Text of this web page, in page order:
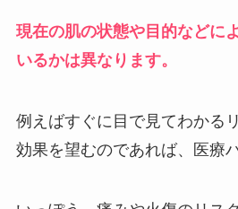
現在の肌の状態や目的などに
いるかは異なります。
例えばすぐに目で見てわかる
効果を望むのであれば、医療